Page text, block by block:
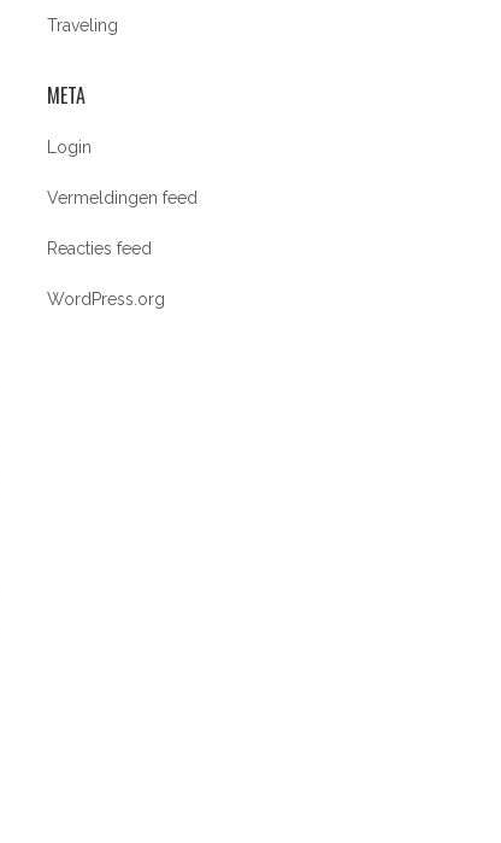
Traveling
META
Login
Vermeldingen feed
Reacties feed
WordPress.org